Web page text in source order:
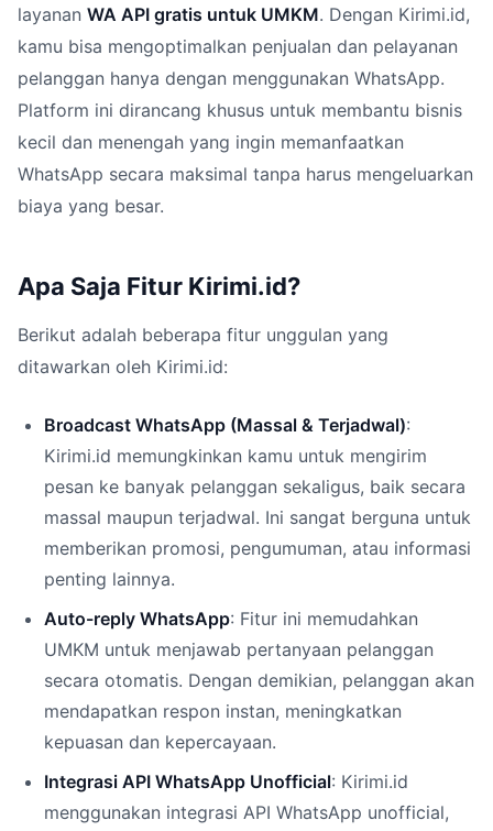
layanan WA API gratis untuk UMKM. Dengan Kirimi.id,
kamu bisa mengoptimalkan penjualan dan pelayanan
pelanggan hanya dengan menggunakan WhatsApp.
Platform ini dirancang khusus untuk membantu bisnis
kecil dan menengah yang ingin memanfaatkan
WhatsApp secara maksimal tanpa harus mengeluarkan
biaya yang besar.
Apa Saja Fitur Kirimi.id?
Berikut adalah beberapa fitur unggulan yang
ditawarkan oleh Kirimi.id:
Broadcast WhatsApp (Massal & Terjadwal):
Kirimi.id memungkinkan kamu untuk mengirim
pesan ke banyak pelanggan sekaligus, baik secara
massal maupun terjadwal. Ini sangat berguna untuk
memberikan promosi, pengumuman, atau informasi
penting lainnya.
Auto-reply WhatsApp: Fitur ini memudahkan
UMKM untuk menjawab pertanyaan pelanggan
secara otomatis. Dengan demikian, pelanggan akan
mendapatkan respon instan, meningkatkan
kepuasan dan kepercayaan.
Integrasi API WhatsApp Unofficial: Kirimi.id
menggunakan integrasi API WhatsApp unofficial,